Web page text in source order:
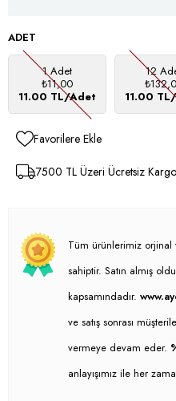
ADET
1 Adet
₺11,00
11.00 TL/Adet
12
11.00
Favorilere Ekle
7500 TL Üzeri Ücretsiz Kargo
Tüm ürünlerimiz
sahiptir. Satın almış
kapsamındadır.
ve satış sonrası
vermeye devam eder.
anlayışımız ile her